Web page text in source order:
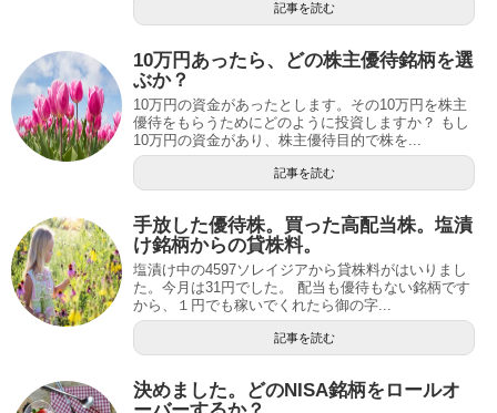
記事を読む
10万円あったら、どの株主優待銘柄を選
ぶか？
10万円の資金があったとします。その10万円を株主
優待をもらうためにどのように投資しますか？ もし
10万円の資金があり、株主優待目的で株を...
記事を読む
手放した優待株。買った高配当株。塩漬
け銘柄からの貸株料。
塩漬け中の4597ソレイジアから貸株料がはいりまし
た。今月は31円でした。 配当も優待もない銘柄です
から、１円でも稼いでくれたら御の字...
記事を読む
決めました。どのNISA銘柄をロールオ